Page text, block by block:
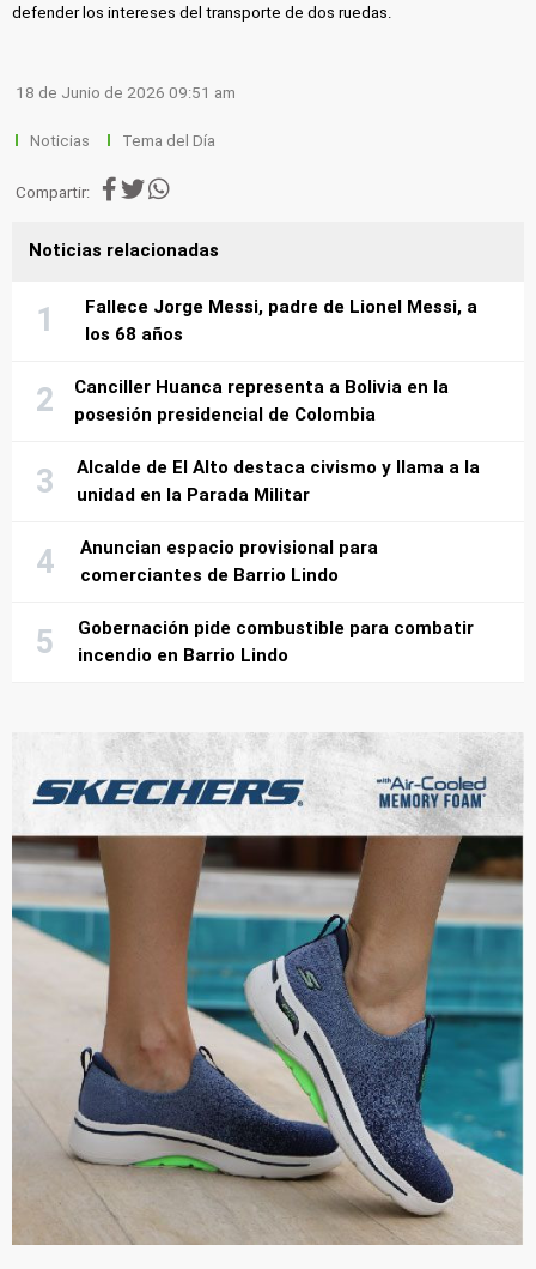
defender los intereses del transporte de dos ruedas.
18 de Junio de 2026 09:51 am
Noticias Tema del Día
Compartir:
Noticias relacionadas
Fallece Jorge Messi, padre de Lionel Messi, a
los 68 años
Canciller Huanca representa a Bolivia en la
posesión presidencial de Colombia
Alcalde de El Alto destaca civismo y llama a la
unidad en la Parada Militar
Anuncian espacio provisional para
comerciantes de Barrio Lindo
Gobernación pide combustible para combatir
incendio en Barrio Lindo